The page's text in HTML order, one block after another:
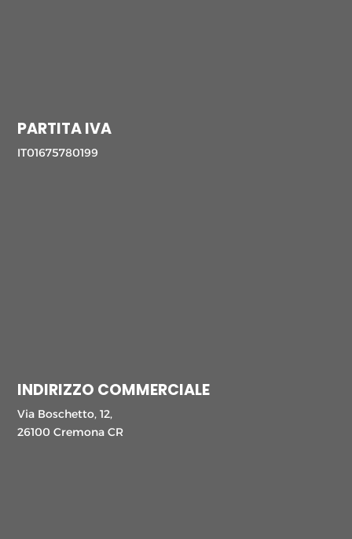
PARTITA IVA
IT01675780199
INDIRIZZO COMMERCIALE
Via Boschetto, 12,
26100 Cremona CR